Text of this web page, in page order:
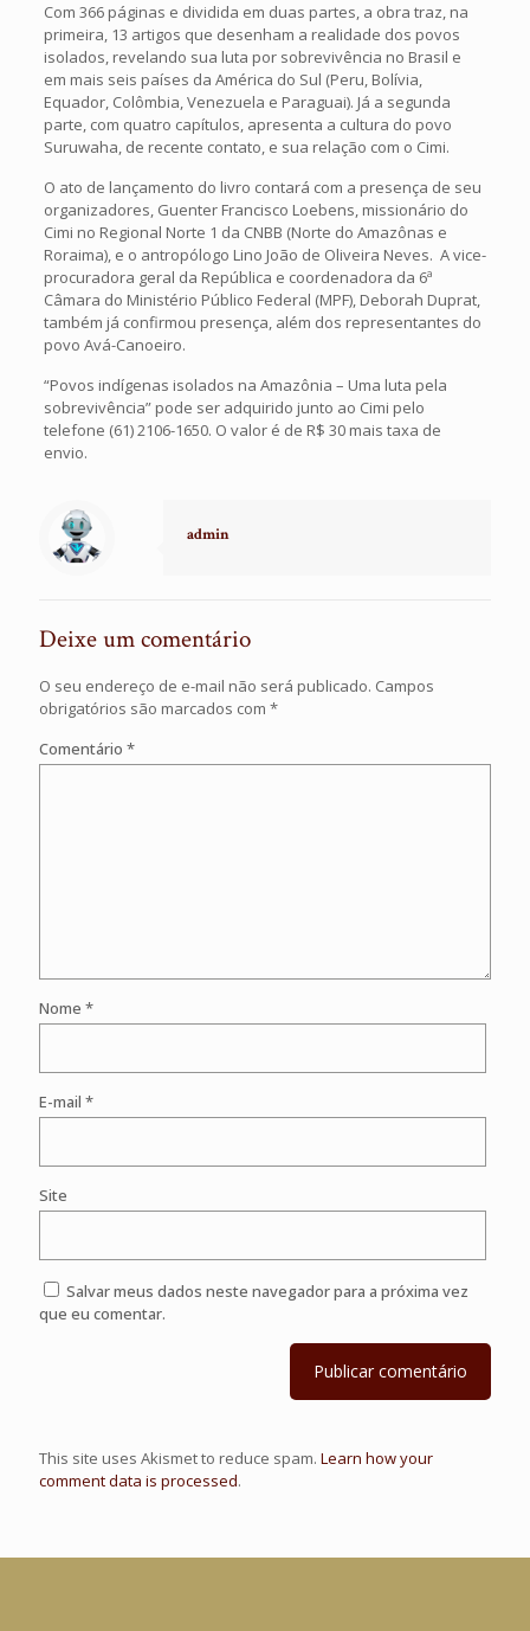
Com 366 páginas e dividida em duas partes, a obra traz, na
primeira, 13 artigos que desenham a realidade dos povos
isolados, revelando sua luta por sobrevivência no Brasil e
em mais seis países da América do Sul (Peru, Bolívia,
Equador, Colômbia, Venezuela e Paraguai). Já a segunda
parte, com quatro capítulos, apresenta a cultura do povo
Suruwaha, de recente contato, e sua relação com o Cimi.
O ato de lançamento do livro contará com a presença de seu
organizadores, Guenter Francisco Loebens, missionário do
Cimi no Regional Norte 1 da CNBB (Norte do Amazônas e
Roraima), e o antropólogo Lino João de Oliveira Neves. A vice-
procuradora geral da República e coordenadora da 6ª
Câmara do Ministério Público Federal (MPF), Deborah Duprat,
também já confirmou presença, além dos representantes do
povo Avá-Canoeiro.
“Povos indígenas isolados na Amazônia – Uma luta pela
sobrevivência” pode ser adquirido junto ao Cimi pelo
telefone (61) 2106-1650. O valor é de R$ 30 mais taxa de
envio.
admin
Deixe um comentário
O seu endereço de e-mail não será publicado. Campos
obrigatórios são marcados com *
Comentário *
Nome *
E-mail *
Site
Salvar meus dados neste navegador para a próxima vez
que eu comentar.
This site uses Akismet to reduce spam. Learn how your
comment data is processed.